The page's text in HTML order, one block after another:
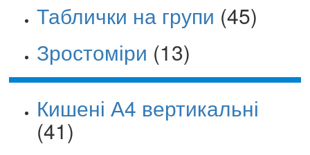
Таблички на групи (45)
Зростоміри (13)
Кишені А4 вертикальні
(41)